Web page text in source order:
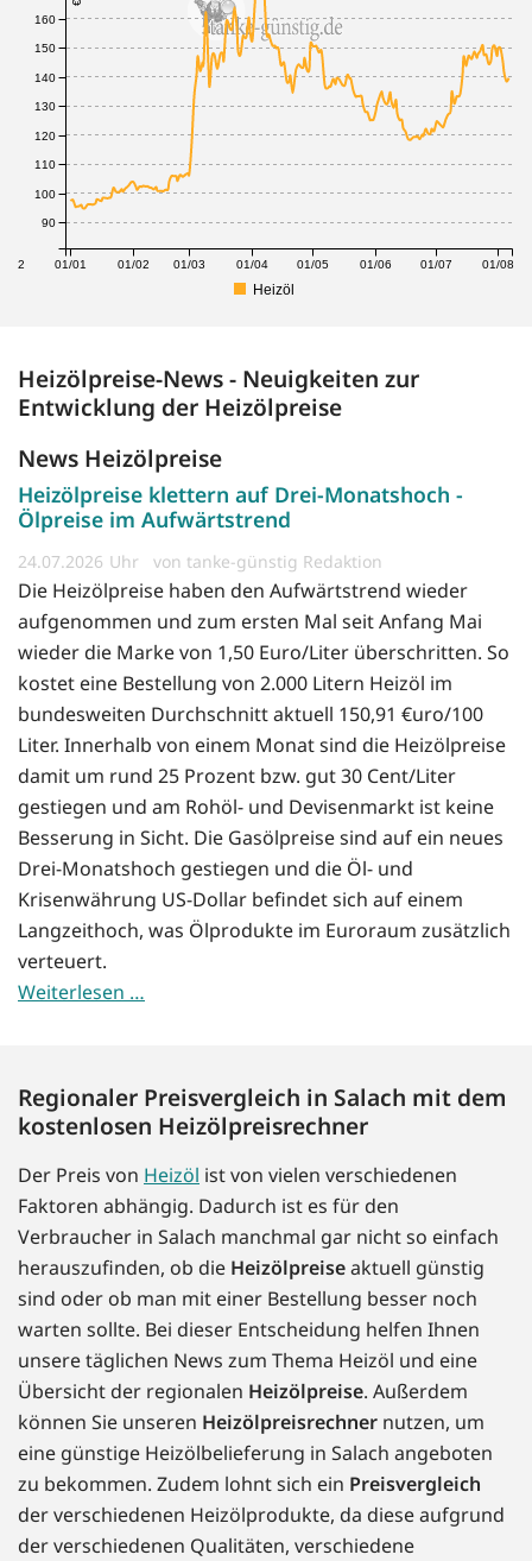
12 01/01 01/02 01/03 01/04 01/05 01/06 01/07 01/08
90
100
110
120
130
140
150
160
Heizöl
Heizölpreise-News - Neuigkeiten zur
Entwicklung der Heizölpreise
News Heizölpreise
Heizölpreise klettern auf Drei-Monatshoch -
Ölpreise im Aufwärtstrend
24.07.2026 von tanke-günstig Redaktion
Die Heizölpreise haben den Aufwärtstrend wieder
aufgenommen und zum ersten Mal seit Anfang Mai
wieder die Marke von 1,50 Euro/Liter überschritten. So
kostet eine Bestellung von 2.000 Litern Heizöl im
bundesweiten Durchschnitt aktuell 150,91 €uro/100
Liter. Innerhalb von einem Monat sind die Heizölpreise
damit um rund 25 Prozent bzw. gut 30 Cent/Liter
gestiegen und am Rohöl- und Devisenmarkt ist keine
Besserung in Sicht. Die Gasölpreise sind auf ein neues
Drei-Monatshoch gestiegen und die Öl- und
Krisenwährung US-Dollar befindet sich auf einem
Langzeithoch, was Ölprodukte im Euroraum zusätzlich
verteuert.
Weiterlesen …
Regionaler Preisvergleich in Salach mit dem
kostenlosen Heizölpreisrechner
Der Preis von Heizöl ist von vielen verschiedenen
Faktoren abhängig. Dadurch ist es für den
Verbraucher in Salach manchmal gar nicht so einfach
herauszufinden, ob die Heizölpreiseaktuell günstig
sind oder ob man mit einer Bestellung besser noch
warten sollte. Bei dieser Entscheidung helfen Ihnen
unsere täglichen News zum Thema Heizöl und eine
Übersicht der regionalen Heizölpreise. Außerdem
können Sie unseren Heizölpreisrechner nutzen, um
eine günstige Heizölbelieferung in Salach angeboten
zu bekommen. Zudem lohnt sich ein Preisvergleich
der verschiedenen Heizölprodukte, da diese aufgrund
der verschiedenen Qualitäten, verschiedene